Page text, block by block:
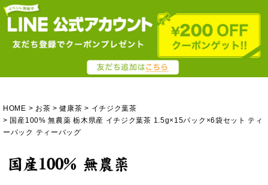
HOME お茶 健康茶
イチジク葉茶
国産100% 無農薬 栃木県産 イチジク葉茶 1.5g×15パック×6袋セット ティ
ーパック ティーバッグ